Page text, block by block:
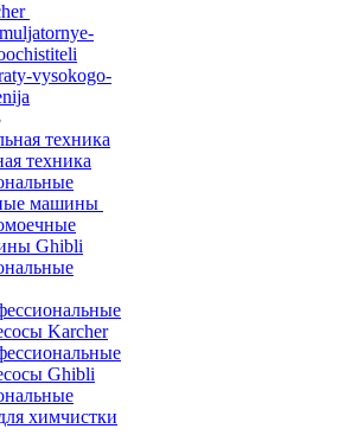
vysokogo-
техника
машины
Ghibli
Karcher
Ghibli
химчистки